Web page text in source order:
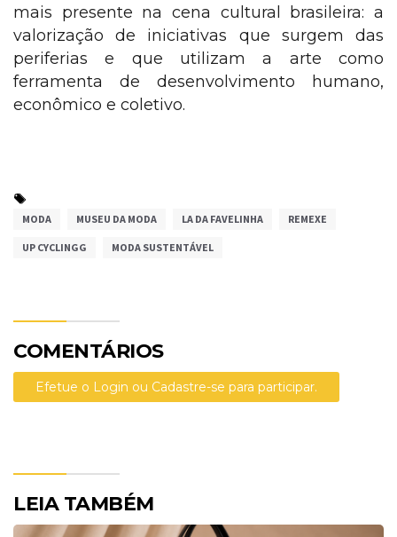
mais presente na cena cultural brasileira: a
valorização de iniciativas que surgem das
periferias e que utilizam a arte como
ferramenta de desenvolvimento humano,
econômico e coletivo.
MODA MUSEU DA MODA LA DA FAVELINHA REMEXE
UP CYCLINGG MODA SUSTENTÁVEL
COMENTÁRIOS
Efetue o Login ou Cadastre-se para participar.
LEIA TAMBÉM